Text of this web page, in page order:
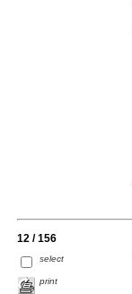
12 / 156
select
print